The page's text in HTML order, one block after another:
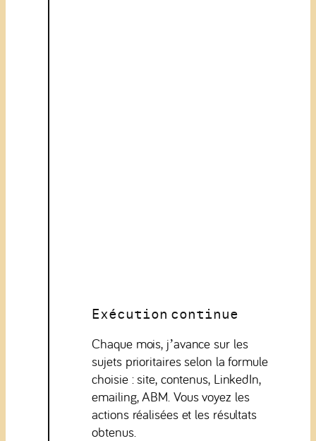
Exécution continue
Chaque mois, j’avance sur les
sujets prioritaires selon la formule
choisie : site, contenus, LinkedIn,
emailing, ABM. Vous voyez les
actions réalisées et les résultats
obtenus.